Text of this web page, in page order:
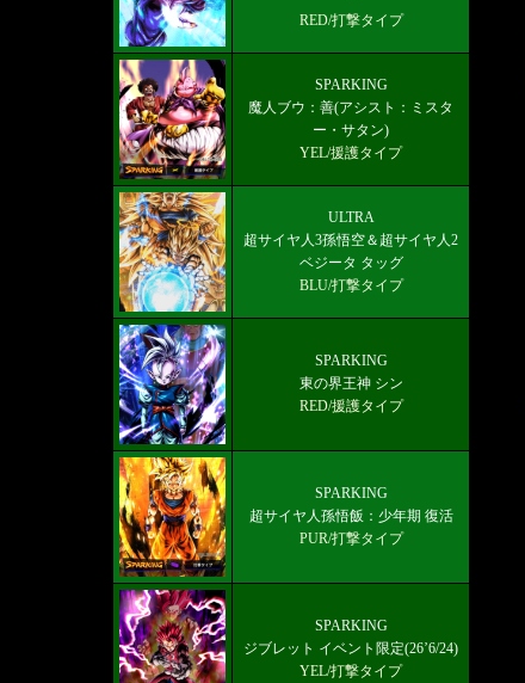
RED赤属性 レベル5000フルブースト
限界突破★7+
最新メインストーリー「第19部3章
(6/10)」配信【更新履歴】
RED/打撃タイプ
SPARKING
魔人ブウ：善(アシスト：ミスタ
ー・サタン)
YEL/援護タイプ
ULTRA
超サイヤ人3孫悟空＆超サイヤ人2
ベジータ タッグ
BLU/打撃タイプ
SPARKING
東の界王神 シン
RED/援護タイプ
SPARKING
超サイヤ人孫悟飯：少年期 復活
PUR/打撃タイプ
SPARKING
ジブレット イベント限定(26’6/24)
YEL/打撃タイプ